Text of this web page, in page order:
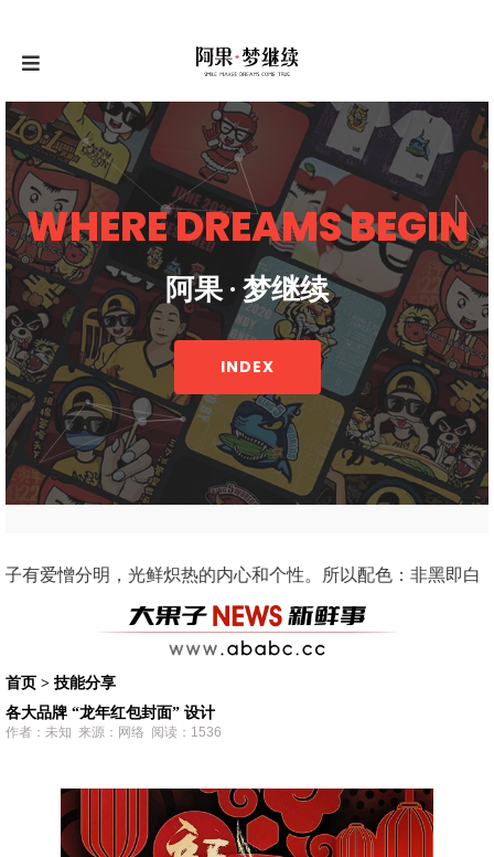
所以配色：非黑即白，黄红交错，俗称番茄炒蛋
首页 > 技能分享
各大品牌 “龙年红包封面” 设计
作者：未知 来源：网络 阅读：1536